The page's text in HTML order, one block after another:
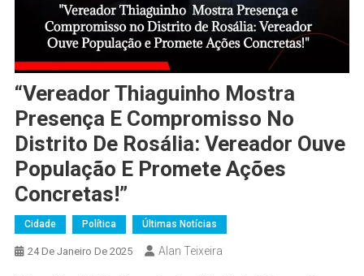
“Vereador Thiaguinho Mostra
Presença E Compromisso No
Distrito De Rosália: Vereador Ouve
População E Promete Ações
Concretas!”
Cidade Política Últimas Notícias
24 De Janeiro De 2025 Alan Teixeira